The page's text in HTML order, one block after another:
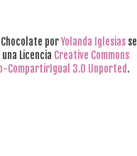
porYolanda Iglesias se
Licencia Creative Commons
CompartirIgual 3.0 Unported.